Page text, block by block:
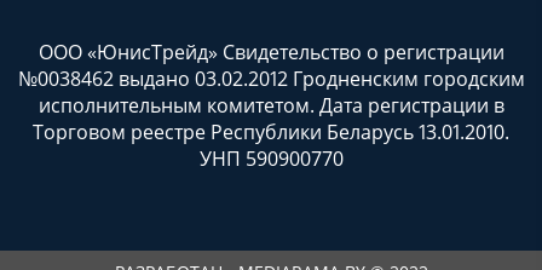
ООО «ЮнисТрейд» Свидетельство о регистрации
№0038462 выдано 03.02.2012 Гродненским городским
исполнительным комитетом. Дата регистрации в
Торговом реестре Республики Беларусь 13.01.2010.
УНП 590900770